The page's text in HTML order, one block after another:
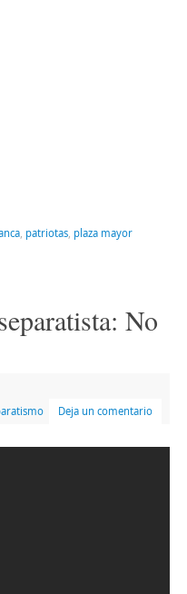
, patriotas, plaza mayor
No
Deja un comentario